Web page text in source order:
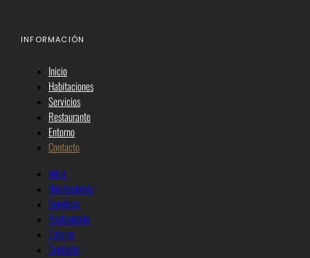
INFORMACIÓN
Inicio
Habitaciones
Servicios
Restaurante
Entorno
Contacto
Inicio
Habitaciones
Servicios
Restaurante
Entorno
Contacto